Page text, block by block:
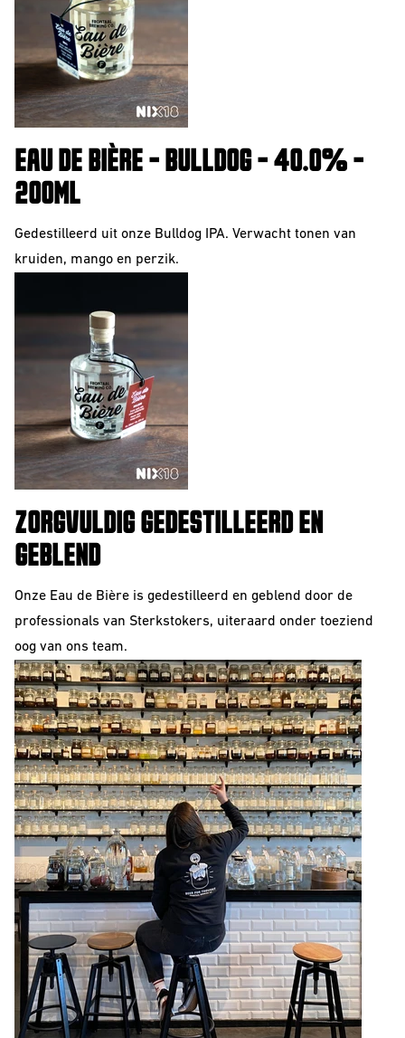
EAU DE BIÈRE - BULLDOG - 40.0% -
200ML
Gedestilleerd uit onze Bulldog IPA. Verwacht tonen van
kruiden, mango en perzik.
ZORGVULDIG GEDESTILLEERD EN
GEBLEND
Onze Eau de Bière is gedestilleerd en geblend door de
professionals van Sterkstokers, uiteraard onder toeziend
oog van ons team.